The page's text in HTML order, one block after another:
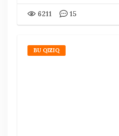
6211 15
BU QIZIQ